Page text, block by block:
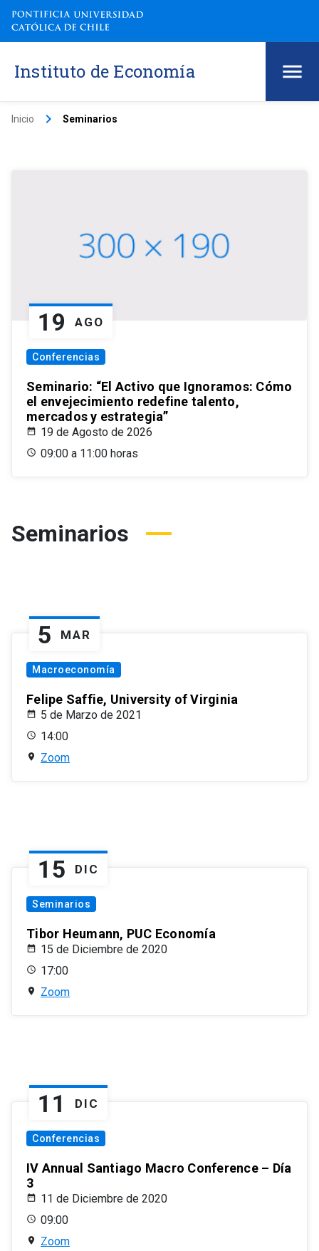
Instituto de Economía
Inicio keyboard_arrow_right Seminarios
19 AGO
Conferencias
Seminario: “El Activo que Ignoramos: Cómo
el envejecimiento redefine talento,
mercados y estrategia”
19 de Agosto de 2026
09:00 a 11:00 horas
Seminarios
5 MAR
Macroeconomía
Felipe Saffie, University of Virginia
5 de Marzo de 2021
14:00
Zoom
15 DIC
Seminarios
Tibor Heumann, PUC Economía
15 de Diciembre de 2020
17:00
Zoom
11 DIC
Conferencias
IV Annual Santiago Macro Conference – Día
3
11 de Diciembre de 2020
09:00
Zoom